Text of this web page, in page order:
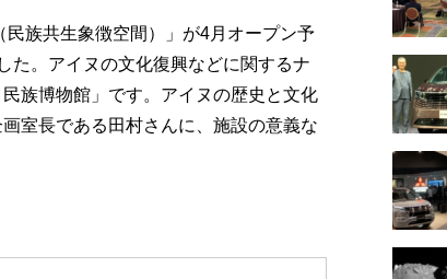
族共生象徴空間）」が4月オープン予
た。アイヌの文化復興などに関するナ
族博物館」です。アイヌの歴史と文化
室長である田村さんに、施設の意義な